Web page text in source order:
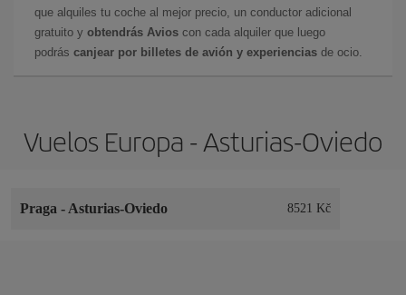
que alquiles tu coche al mejor precio, un conductor adicional
gratuito y obtendrás Avios con cada alquiler que luego
podrás canjear por billetes de avión y experiencias de ocio.
Vuelos Europa - Asturias-Oviedo
Praga - Asturias-Oviedo 8521 Kč